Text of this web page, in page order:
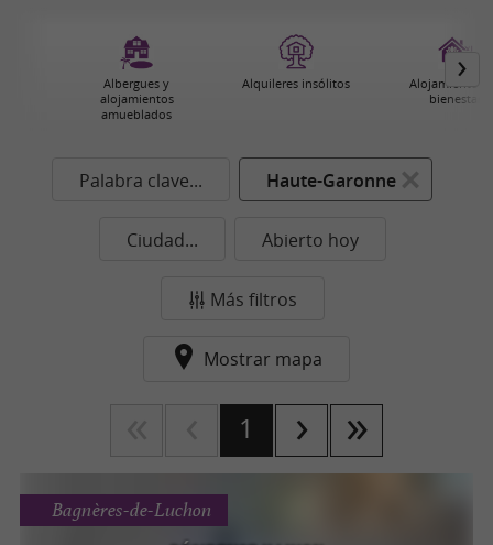
Albergues y
alojamientos
amueblados
Alquileres insólitos
Alojamientos
bienestar
Palabra clave... Haute-Garonne
Ciudad... Abierto hoy
Más filtros
Mostrar mapa
1
Bagnères-de-Luchon